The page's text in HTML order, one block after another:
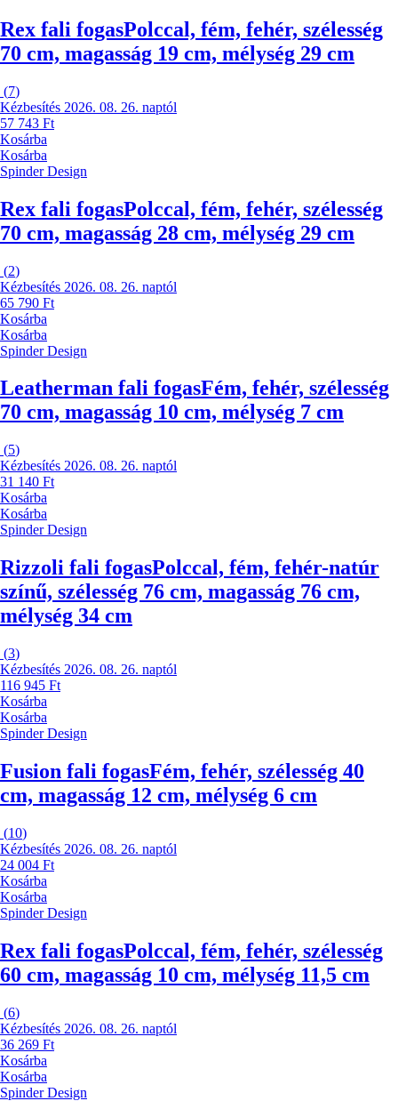
Rex fali fogasPolccal, fém, fehér, szélesség
70 cm, magasság 19 cm, mélység 29 cm
(7)
Kézbesítés 2026. 08. 26. naptól
57 743 Ft
Kosárba
Kosárba
Spinder Design
Rex fali fogasPolccal, fém, fehér, szélesség
70 cm, magasság 28 cm, mélység 29 cm
(2)
Kézbesítés 2026. 08. 26. naptól
65 790 Ft
Kosárba
Kosárba
Spinder Design
Leatherman fali fogasFém, fehér, szélesség
70 cm, magasság 10 cm, mélység 7 cm
(5)
Kézbesítés 2026. 08. 26. naptól
31 140 Ft
Kosárba
Kosárba
Spinder Design
Rizzoli fali fogasPolccal, fém, fehér-natúr
színű, szélesség 76 cm, magasság 76 cm,
mélység 34 cm
(3)
Kézbesítés 2026. 08. 26. naptól
116 945 Ft
Kosárba
Kosárba
Spinder Design
Fusion fali fogasFém, fehér, szélesség 40
cm, magasság 12 cm, mélység 6 cm
(10)
Kézbesítés 2026. 08. 26. naptól
24 004 Ft
Kosárba
Kosárba
Spinder Design
Rex fali fogasPolccal, fém, fehér, szélesség
60 cm, magasság 10 cm, mélység 11,5 cm
(6)
Kézbesítés 2026. 08. 26. naptól
36 269 Ft
Kosárba
Kosárba
Spinder Design